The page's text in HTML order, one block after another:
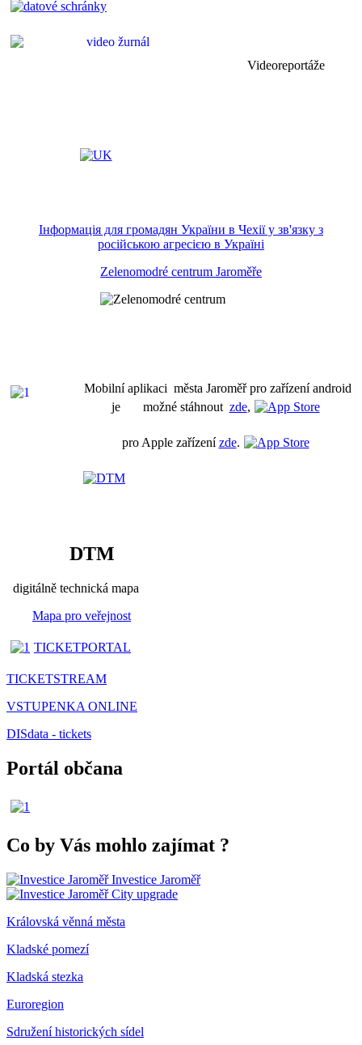
Videoreportáže
Інформація для громадян України в Чехії у зв'язку з
російською агресією в Україні
Zelenomodré centrum Jaroměře
Mobilní aplikaci města Jaroměř pro zařízení android
je možné stáhnout zde,
pro Apple zařízenízde.
DTM
digitálně technická mapa
Mapa pro veřejnost
TICKETPORTAL
TICKETSTREAM
VSTUPENKA ONLINE
DISdata - tickets
Portál občana
Co by Vás mohlo zajímat ?
Investice Jaroměř
City upgrade
Královská věnná města
Kladské pomezí
Kladská stezka
Euroregion
Sdružení historických sídel